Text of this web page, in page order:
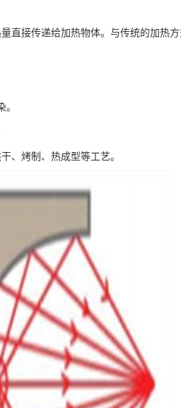
直接传递给加热物体。与传统的加热方
、烤制、热成型等工艺。